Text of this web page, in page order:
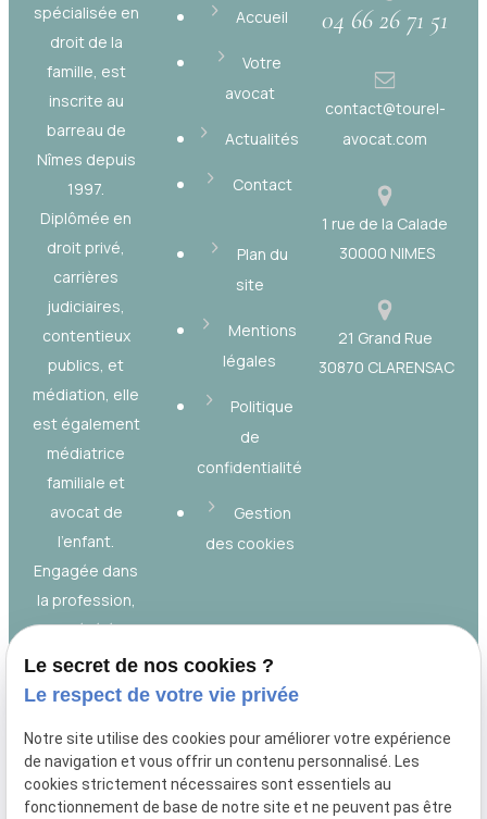
spécialisée en
droit de la
famille, est
inscrite au
barreau de
Nîmes depuis
1997.
Diplômée en
droit privé,
carrières
judiciaires,
contentieux
publics, et
médiation, elle
est également
médiatrice
familiale et
avocat de
l’enfant.
Engagée dans
la profession,
elle a été élue
au Conseil de
l’ordre et
des Jeunes
Avocats de
Nîmes.
Accueil
Votre
avocat
Actualités
Contact
Plan du
site
Mentions
légales
Politique
de
confidentialité
Gestion
des cookies
04 66 26 71 51
contact@tourel-
avocat.com
1 rue de la Calade
30000 NIMES
21 Grand Rue
30870 CLARENSAC
Le secret de nos cookies ?
Le respect de votre vie privée
Notre site utilise des cookies pour améliorer votre expérience
de navigation et vous offrir un contenu personnalisé. Les
cookies strictement nécessaires sont essentiels au
fonctionnement de base de notre site et ne peuvent pas être